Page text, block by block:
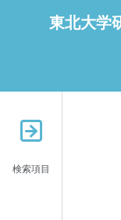
東北大学
検索項目